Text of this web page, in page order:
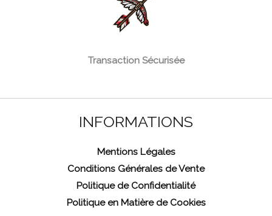
Transaction Sécurisée
INFORMATIONS
Mentions Légales
Conditions Générales de Vente
Politique de Confidentialité
Politique en Matière de Cookies